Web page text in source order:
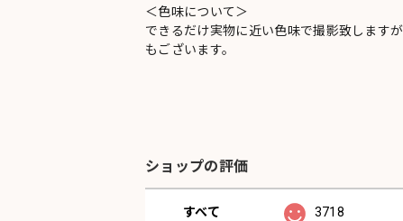
＜色味について＞
できるだけ実物に近い色味で撮影致します
もございます。
ショップの評価
すべて 3718